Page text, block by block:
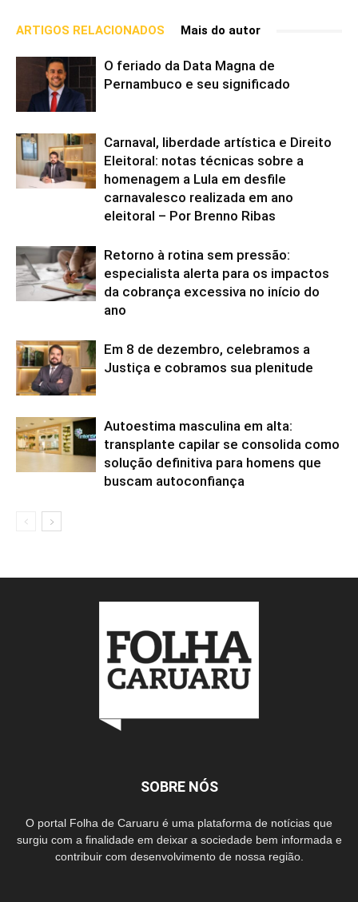
ARTIGOS RELACIONADOS Mais do autor
O feriado da Data Magna de
Pernambuco e seu significado
Carnaval, liberdade artística e Direito
Eleitoral: notas técnicas sobre a
homenagem a Lula em desfile
carnavalesco realizada em ano
eleitoral – Por Brenno Ribas
Retorno à rotina sem pressão:
especialista alerta para os impactos
da cobrança excessiva no início do
ano
Em 8 de dezembro, celebramos a
Justiça e cobramos sua plenitude
Autoestima masculina em alta:
transplante capilar se consolida como
solução definitiva para homens que
buscam autoconfiança
SOBRE NÓS
O portal Folha de Caruaru é uma plataforma de notícias que
surgiu com a finalidade em deixar a sociedade bem informada e
contribuir com desenvolvimento de nossa região.